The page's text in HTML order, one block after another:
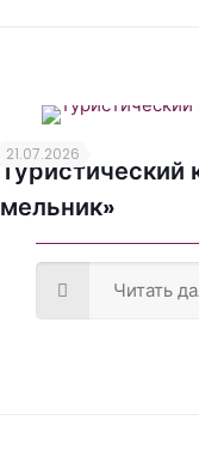
21.07.2026
мельник»
Читать